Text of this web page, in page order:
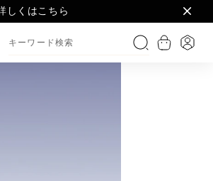
しくはこちら​
検索ショッピ
ログ